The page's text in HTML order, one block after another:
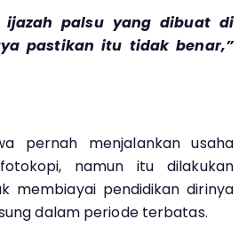
ijazah palsu yang dibuat di
pastikan itu tidak benar,”
pernah menjalankan usaha
namun itu dilakukan
membiayai pendidikan dirinya
dalam periode terbatas.